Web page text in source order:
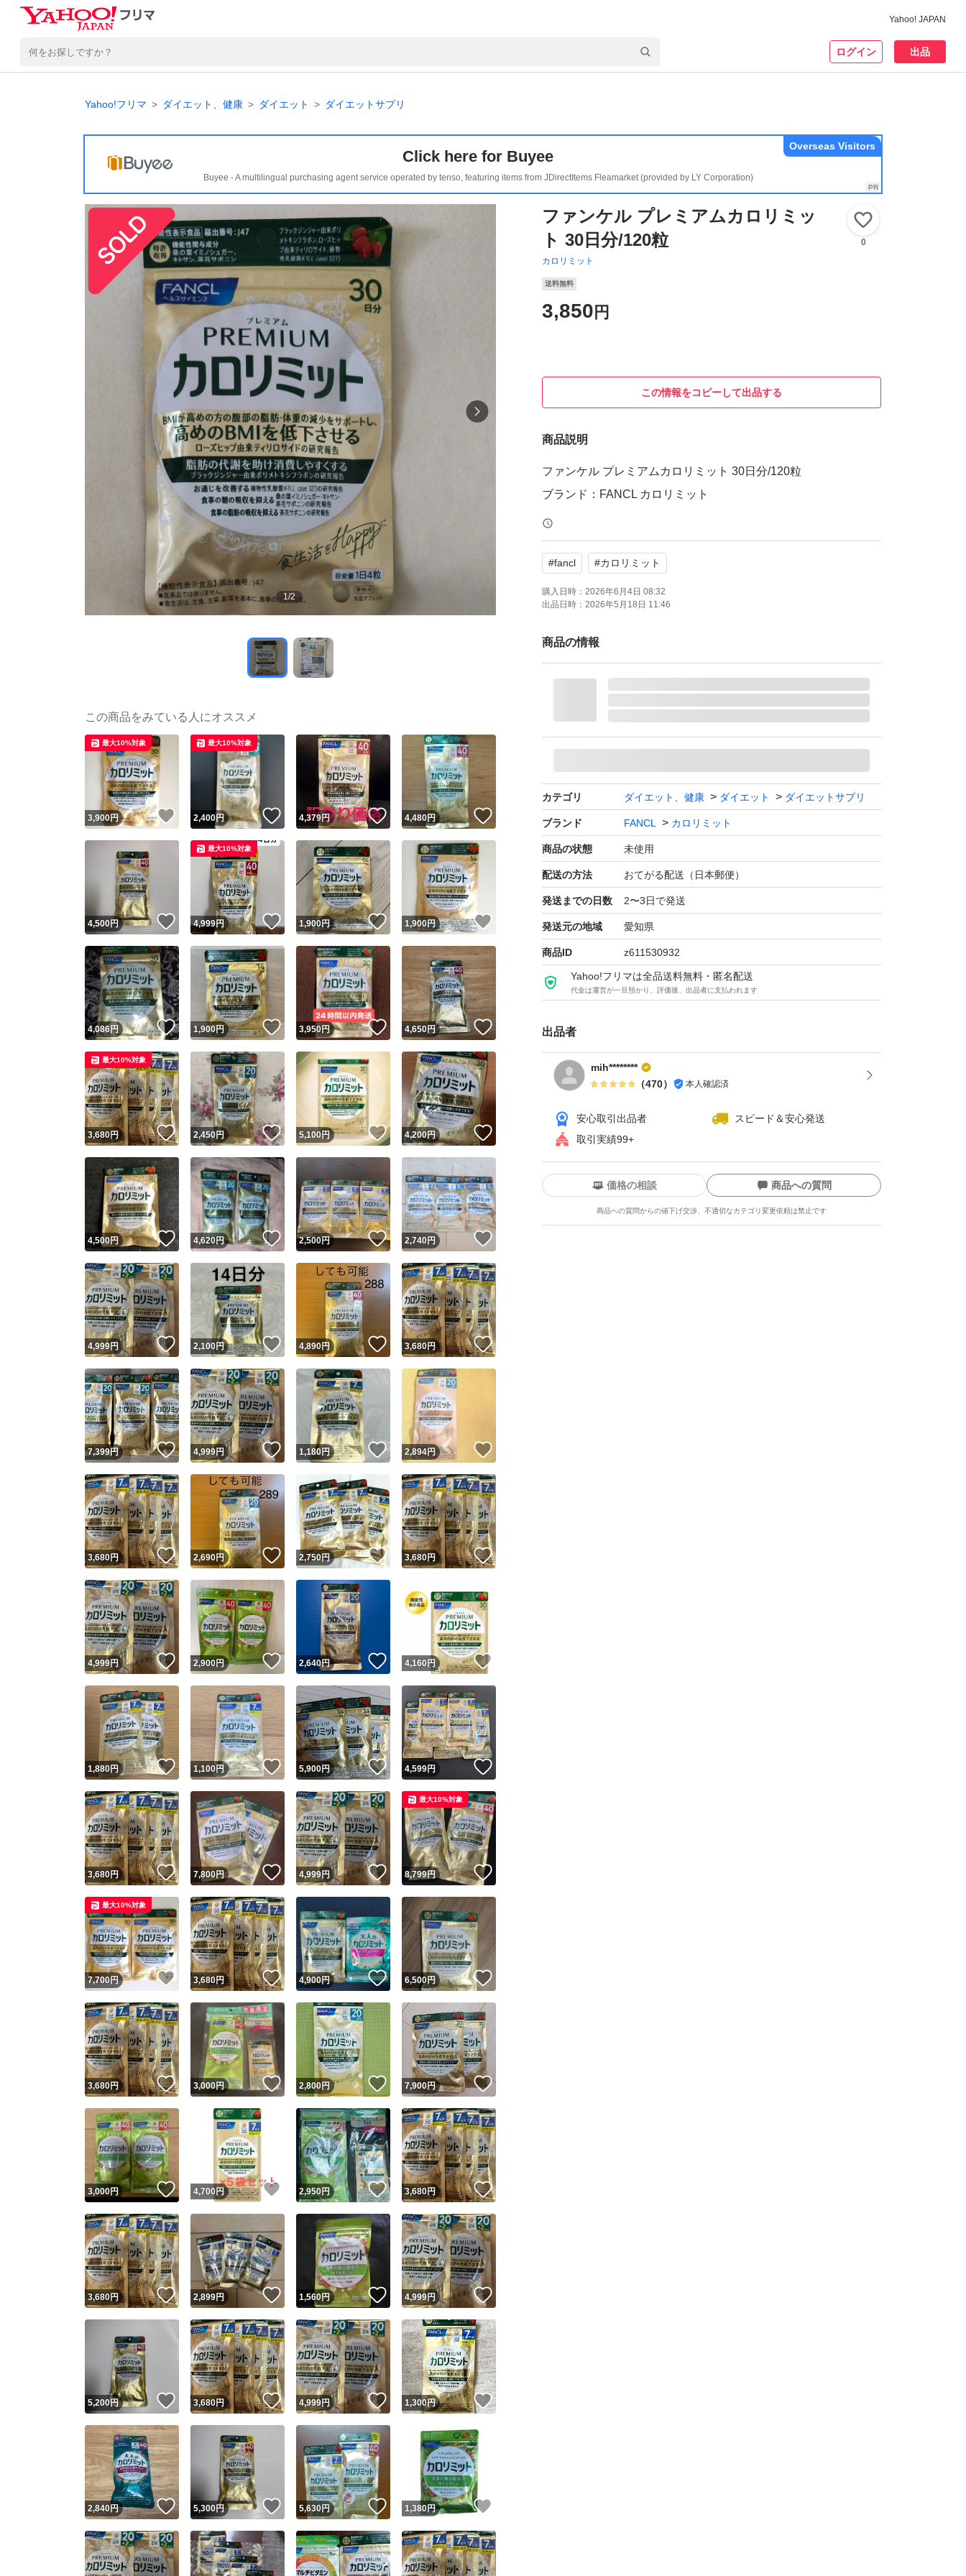
Yahoo! JAPAN
ログイン 出品
Yahoo!フリマ ダイエット、健康 ダイエット ダイエットサプリ
Click here for Buyee
Buyee - A multilingual purchasing agent service operated by tenso, featuring items from JDirectItems Fleamarket (provided by LY Corporation)
Overseas Visitors
1/2
ファンケル プレミアムカロリミッ
ト 30日分/120粒
カロリミット
0
送料無料
3,850 円
この情報をコピーして出品する
商品説明
ファンケル プレミアムカロリミット 30日分/120粒
ブランド：FANCL カロリミット
#fancl #カロリミット
購入日時： 2026年6月4日 08:32
出品日時： 2026年5月18日 11:46
商品の情報
カテゴリ ダイエット、健康 ダイエット ダイエットサプリ
ブランド FANCL カロリミット
商品の状態 未使用
配送の方法 おてがる配送（日本郵便）
発送までの日数 2〜3日で発送
発送元の地域 愛知県
商品ID z611530932
Yahoo!フリマは全品送料無料・匿名配送
代金は運営が一旦預かり、評価後、出品者に支払われます
出品者
mih********
（470） 本人確認済
安心取引出品者
スピード＆安心発送
取引実績99+
ユーザーの実績について
Yahoo!フリマが定めた一定の基準を満たしたユーザーにバッジを付与しています
安心取引出品者
安心取引出品者 Yahoo!フリマの基準をクリアした安心・安全なユーザーです
取引実績
取引実績◯+ このユーザーはYahoo!フリマの取引を完了させた実績があります
他フリマ実績◯+ このユーザーは他フリマサービスでの取引実績があります
スピード&安心発送
※このバッジは実績に基づく表示であり、発送を保証しているものではありません
スピード＆安心発送
このユーザーは高頻度で24時間以内＆設定した発送日数内に発送してい
ます
スピード発送 このユーザーは高頻度で24時間以内に発送しています
安心発送 このユーザーは設定した発送日数内に発送しています
価格の相談 商品への質問
商品への質問からの値下げ交渉、不適切なカテゴリ変更依頼は禁止です
この商品の情報をコピーします
商品画像の無断転載は禁止されています
コピーは1商品につき1回 です
出品ページへ
キャンセル
この商品をみている人にオススメ
3,900円 いいね！
最大10%対象
2,400円 いいね！
最大10%対象
4,379円 いいね！
4,480円
4,500円 いいね！
4,999円 いいね！
最大10%対象
1,900円 いいね！
1,900円
4,086円 いいね！
1,900円 いいね！
3,950円 いいね！
4,650円
3,680円 いいね！
最大10%対象
2,450円 いいね！
5,100円 いいね！
4,200円
4,500円 いいね！
4,620円 いいね！
2,500円 いいね！
2,740円
4,999円 いいね！
2,100円 いいね！
4,890円 いいね！
3,680円 いいね！
7,399円 いいね！
4,999円 いいね！
1,180円 いいね！
2,894円
3,680円 いいね！
2,690円 いいね！
2,750円 いいね！
3,680円 いいね！
4,999円 いいね！
2,900円 いいね！
2,640円 いいね！
4,160 円
1,880円 いいね！
1,100円 いいね！
5,900円 いいね！
4,599円
3,680円 いいね！
7,800円 いいね！
4,999円 いいね！
8,799円
最大10%対象
7,700円 いいね！
最大10%対象
3,680円 いいね！
4,900円 いいね！
6,500円
3,680円 いいね！
3,000円 いいね！
2,800円 いいね！
7,900円 いいね！
3,000円 いいね！
4,700円 いいね！
2,950円 いいね！
3,680円 いいね！
3,680円 いいね！
2,899円 いいね！
1,560円 いいね！
4,999円
5,200円 いいね！
3,680円 いいね！
4,999円 いいね！
1,300円 いいね！
2,840円 いいね！
5,300円 いいね！
5,630円 いいね！
1,380円